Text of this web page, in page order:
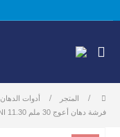
المتجر أدوات الدهان
فرشة دهان أعوج 30 ملم 11.30 PENNELLIGIULIANI